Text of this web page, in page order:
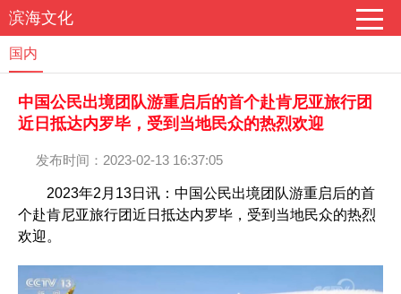
滨海文化
国内
中国公民出境团队游重启后的首个赴肯尼亚旅行团
近日抵达内罗毕，受到当地民众的热烈欢迎
发布时间：2023-02-13 16:37:05
2023年2月13日讯：中国公民出境团队游重启后的首
个赴肯尼亚旅行团近日抵达内罗毕，受到当地民众的热烈
欢迎。